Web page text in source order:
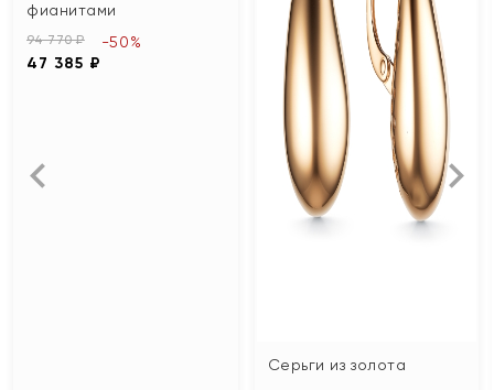
фианитами
94 770 ₽
47 385 ₽
-50%
Серьги из золота